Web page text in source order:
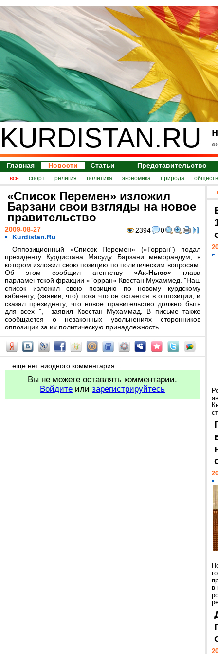
KURDISTAN.RU
Главная Новости Статьи Представительство
все спорт религия политика экономика природа
«Список Перемен» изложил
Барзани свои взгляды на новое
правительство
2394 0
2009-08-27
Kurdistan.Ru
Оппозиционный «Список Перемен» («Горран") подал
президенту Курдистана Масуду Барзани меморандум, в
котором изложил свою позицию по политическим вопросам.
Об этом сообщил агентству«Ак-Ньюс» глава
парламентской фракции «Горран» Квестан Мухаммед. "Наш
список изложил свою позицию по новому курдскому
кабинету, (заявив, что) пока что он остается в оппозиции, и
сказал президенту, что новое правительство должно быть
для всех ", заявил Квестан Мухаммад. В письме также
сообщается о незаконных увольнениях сторонников
оппозиции за их политическую принадлежность.
еще нет ниодного комментария...
Вы не можете оставлять комментарии.
Войдите илизарегистрируйтесь
в